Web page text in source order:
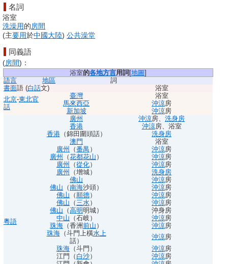
名詞
浴室
洗澡用的房間
(主要用於中國大陸) 公共澡堂
同義語
(房間) ：
浴室的各地方言用詞 [地圖]
語言 地區
詞
書面語 (白話文)
浴室
北京-東北官
話
臺灣
浴室
馬來西亞
沖涼房
新加坡
沖涼房
粵語
廣州 沖涼房、 洗身房
香港
沖涼房、 浴室
香港（錦田圍頭話）
洗身房
澳門
浴室
廣州
（番禺 ） 沖涼房
廣州
（花都花山 ） 沖涼房
廣州
（從化） 沖涼房
廣州
（增城）
洗身房
佛山
沖涼房
佛山 （南海沙頭） 沖涼房
佛山 （ 順德） 沖涼房
佛山 （三水） 沖涼房
佛山 （ 高明明城）
沖身房
中山 （石岐） 沖涼房
珠海 （香洲前山 ） 沖涼房
珠海（斗門上橫水上
話）
沖涼房
珠海 （斗門） 沖涼房
江門（ 白沙） 沖涼房